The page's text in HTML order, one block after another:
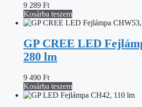
9 289 Ft
Kosárba teszem
GP CREE LED
280 lm
9 490 Ft
Kosárba teszem